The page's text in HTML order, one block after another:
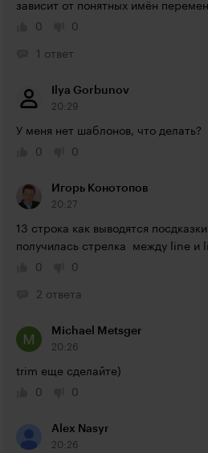
зависит от понятных имён
0
0
1 ответ
Ilya Gorbunov
20:29
У меня нет шаблонов, что делать?
0
0
Игорь Конотопов
20:27
13 строка как выводятся
получилась стрелка  между line и
0
0
2 ответа
Michael Metsger
20:26
trim еще сделайте)
0
0
Alex Nasyr
20:26